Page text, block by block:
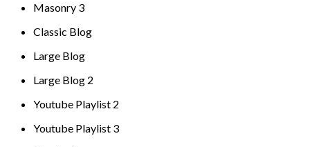
Masonry 3
Classic Blog
Large Blog
Large Blog 2
Youtube Playlist 2
Youtube Playlist 3